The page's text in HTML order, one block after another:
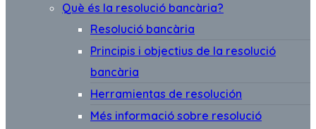
Què és la resolució bancària?
Resolució bancària
Principis i objectius de la resolució
bancària
Herramientas de resolución
Més informació sobre resolució